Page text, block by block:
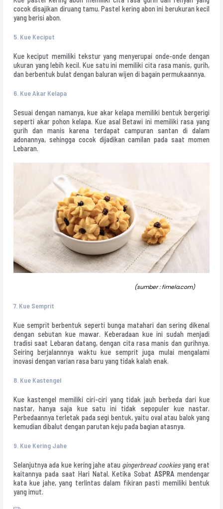
cocok disajikan diruang tamu. Pastel kering abon ini berukuran kecil
yang berisi abon.
5. Kue Keciput
Kue keciput memiliki tekstur yang menyerupai onde-onde dengan
ukuran yang lebih kecil. Kue satu ini memiliki cita rasa manis, gurih,
dan berbentuk bulat dengan baluran wijen di bagain permukaannya.
6. Kue Akar Kelapa
Sesuai dengan namanya, kue akar kelapa memiliki bentuk bergerigi
seperti akar pohon kelapa. Kue asal Betawi ini memiliki rasa yang
gurih dan manis karena terdapat campuran santan di dalam
adonannya, sehingga cocok dijadikan camilan pada saat momen
Lebaran.
(sumber : fimela.com)
7. Kue Semprit
Kue semprit berbentuk seperti bunga matahari dan sering dikenal
dengan sebutan kue mawar. Keberadaan kue ini sudah menjadi
tradisi saat Lebaran datang, dengan cita rasa manis dan gurihnya.
Seiring berjalannnya waktu kue semprit juga mulai mengalami
inovasi dengan varian rasa baru yang tidak kalah enak.
8. Kue Kastengel
Kue kastengel memiliki ciri-ciri yang tidak jauh berbeda dari kue
nastar, hanya saja kue satu ini tidak sepopuler kue nastar.
Perbedaannya terletak pada segi bentuk, yaitu oval atau balok yang
kemudian dibalut dengan parutan keju pada bagian atasnya.
9. Kue Kering Jahe
Selanjutnya ada kue kering jahe atau gingerbread cookiesyang erat
kaitannya pada saat Hari Natal. Ketika SobatASPRA mendengar
kata kue jahe, yang terlintas dalam fikiran pasti memiliki bentuk
yang imut.